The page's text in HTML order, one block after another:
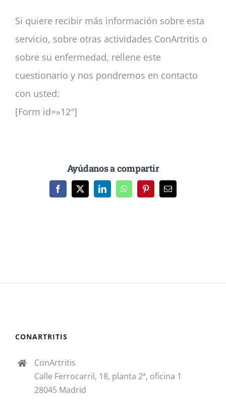
Si quiere recibir más información sobre esta
servicio, sobre otras actividades ConArtritis o
sobre su enfermedad, rellene este
cuestionario y nos pondremos en contacto
con usted:
[Form id=»12″]
Ayúdanos a compartir
Facebook
X LinkedInWhatsAppPinterestCorreo
CONARTRITIS
ConArtritis
Calle Ferrocarril, 18, planta 2ª, oficina 1
28045 Madrid